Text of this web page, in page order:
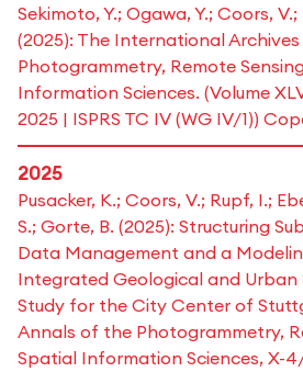
Sekimoto, Y.; Ogawa, Y.; Coors,
(2025): The International
Photogrammetry, Remote
Information Sciences. (Volume
2025 | ISPRS TC IV (WG IV/1))
2025
Pusacker, K.; Coors, V.; Rupf, I.;
S.; Gorte, B. (2025): Structuring
Data Management and a
Integrated Geological and Urban
Study for the City Center of
Annals of the Photogrammetry,
Spatial Information Sciences, X-